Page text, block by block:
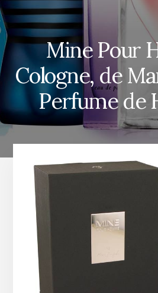
Mine Pour
Cologne, de
Perfume de